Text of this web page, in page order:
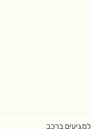
למגיעים ברכב